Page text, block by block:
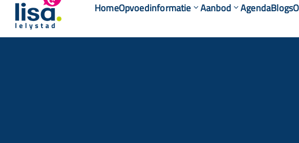
HomeOpvoedinformatie Aanbod AgendaBlogs